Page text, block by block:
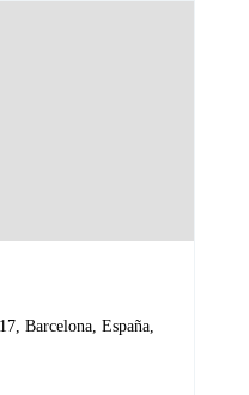
Barcelona, España,